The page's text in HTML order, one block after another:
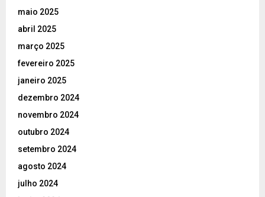
maio 2025
abril 2025
março 2025
fevereiro 2025
janeiro 2025
dezembro 2024
novembro 2024
outubro 2024
setembro 2024
agosto 2024
julho 2024